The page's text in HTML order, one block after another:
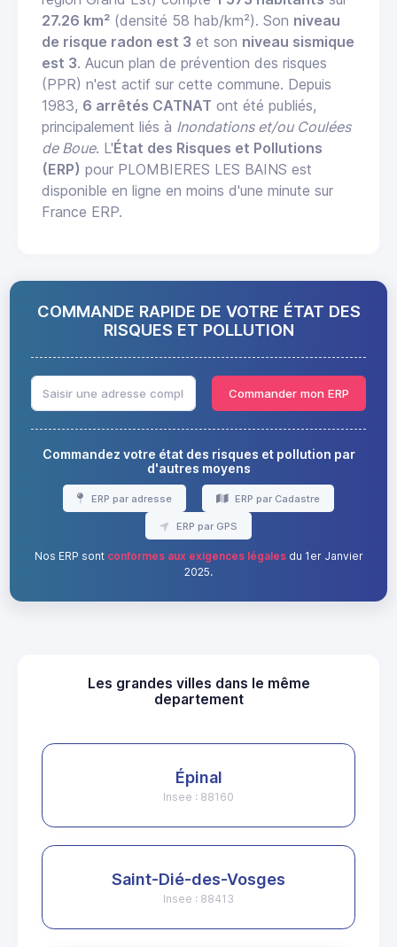
27.26 km² (densité 58 hab/km²). Son niveau
de risque radon est 3 et son niveau sismique
est 3. Aucun plan de prévention des risques
(PPR) n'est actif sur cette commune. Depuis
1983, 6 arrêtés CATNAT ont été publiés,
principalement liés à Inondations et/ou Coulées
de Boue. L'État des Risques et Pollutions
(ERP) pour PLOMBIERES LES BAINS est
disponible en ligne en moins d'une minute sur
France ERP.
COMMANDE RAPIDE DE VOTRE ÉTAT DES
RISQUES ET POLLUTION
Commander mon ERP
Commandez votre état des risques et pollution par
d'autres moyens
ERP par adresse ERP par Cadastre
ERP par GPS
Nos ERP sont conformes aux exigences légalesdu 1er Janvier
2025.
Les grandes villes dans le même
departement
Épinal
Insee : 88160
Saint-Dié-des-Vosges
Insee : 88413